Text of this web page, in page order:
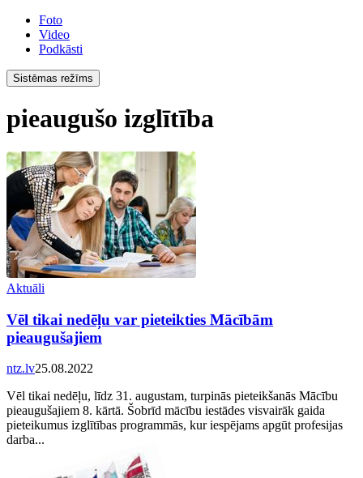
Foto
Video
Podkāsti
Sistēmas režīms
pieaugušo izglītība
Aktuāli
Vēl tikai nedēļu var pieteikties Mācībām
pieaugušajiem
ntz.lv25.08.2022
Vēl tikai nedēļu, līdz 31. augustam, turpinās pieteikšanās Mācību
pieaugušajiem 8. kārtā. Šobrīd mācību iestādes visvairāk gaida
pieteikumus izglītības programmās, kur iespējams apgūt profesijas
darba...